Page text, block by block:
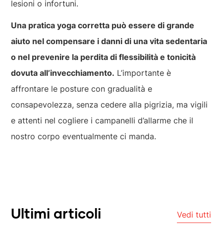
lesioni o infortuni.
Una pratica yoga corretta può essere di grande
aiuto nel compensare i danni di una vita sedentaria
o nel prevenire la perdita di flessibilità e tonicità
dovuta all’invecchiamento. L’importante è
affrontare le posture con gradualità e
consapevolezza, senza cedere alla pigrizia, ma vigili
e attenti nel cogliere i campanelli d’allarme che il
nostro corpo eventualmente ci manda.
Ultimi articoli Vedi tutti